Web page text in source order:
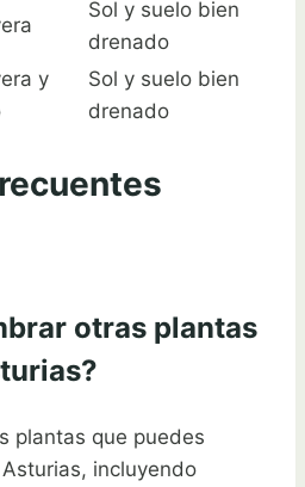
Sol y suelo bien
drenado
y
Sol y suelo bien
drenado
otras plantas
plantas que puedes
incluyendo